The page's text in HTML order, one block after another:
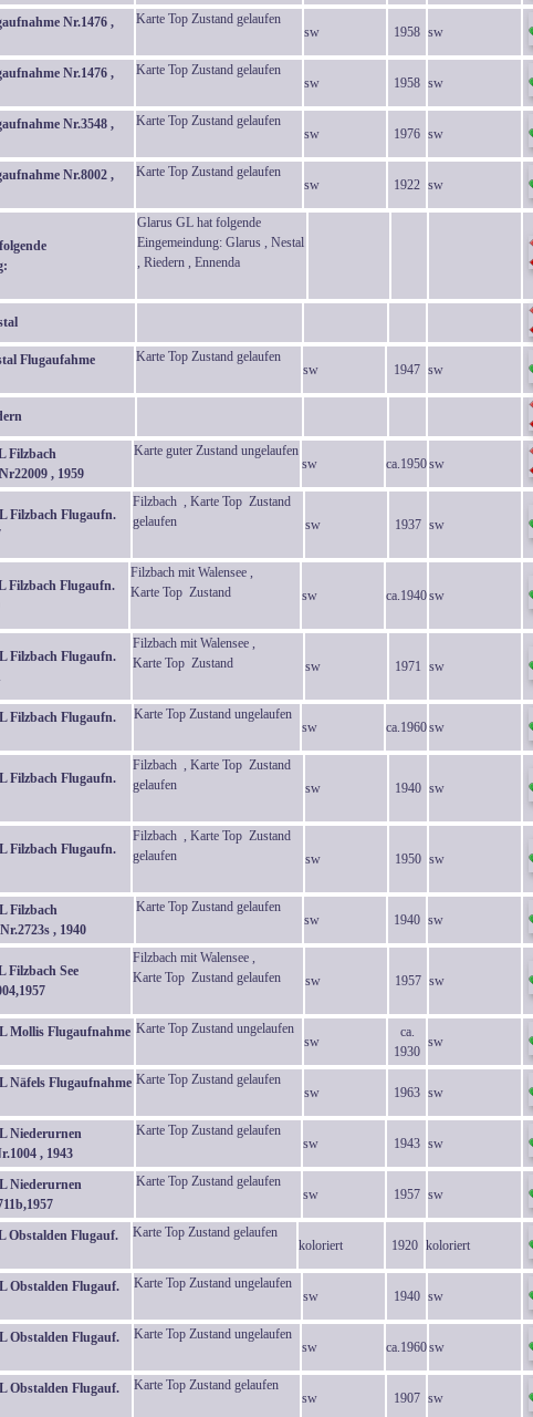
Nr.1476 ,
Karte Top Zustand gelaufen
sw
1958 sw
Nr.1476 ,
Karte Top Zustand gelaufen
sw
1958 sw
Nr.3548 ,
Karte Top Zustand gelaufen
sw
1976 sw
Nr.8002 ,
Karte Top Zustand gelaufen
sw
1922 sw
Glarus GL hat folgende
Eingemeindung: Glarus , Nestal
, Riedern , Ennenda
Flugaufahme
Karte Top Zustand gelaufen
sw
1947 sw
Filzbach
, 1959
Karte guter Zustand ungelaufen
sw
ca.1950sw
Filzbach Flugaufn.
Filzbach , Karte Top Zustand
gelaufen
sw 1937 sw
Filzbach Flugaufn.
Filzbach mit Walensee ,
Karte Top Zustand
sw ca.1940sw
Filzbach Flugaufn.
Filzbach mit Walensee ,
Karte Top Zustand
sw 1971 sw
Filzbach Flugaufn.
Karte Top Zustand ungelaufen
sw
ca.1960sw
Filzbach Flugaufn.
Filzbach , Karte Top Zustand
gelaufen
sw 1940 sw
Filzbach Flugaufn.
Filzbach , Karte Top Zustand
gelaufen
sw 1950 sw
Filzbach
, 1940
Karte Top Zustand gelaufen
sw
1940 sw
Filzbach See
Filzbach mit Walensee ,
Karte Top Zustand gelaufen
sw 1957 sw
Mollis Flugaufnahme Karte Top Zustand ungelaufen
sw
ca.
1930
sw
Näfels Flugaufnahme Karte Top Zustand gelaufen
sw
1963 sw
Niederurnen
, 1943
Karte Top Zustand gelaufen
sw
1943 sw
Niederurnen
Karte Top Zustand gelaufen
sw
1957 sw
Obstalden Flugauf.
Karte Top Zustand gelaufen
koloriert
1920 koloriert
Obstalden Flugauf.
Karte Top Zustand ungelaufen
sw
1940 sw
Obstalden Flugauf.
Karte Top Zustand ungelaufen
sw
ca.1960sw
Obstalden Flugauf.
Karte Top Zustand gelaufen
sw
1907 sw